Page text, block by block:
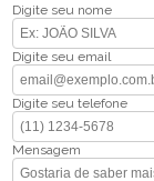
Digite seu nome
Digite seu email
Digite seu telefone
Mensagem